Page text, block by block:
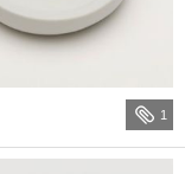
1